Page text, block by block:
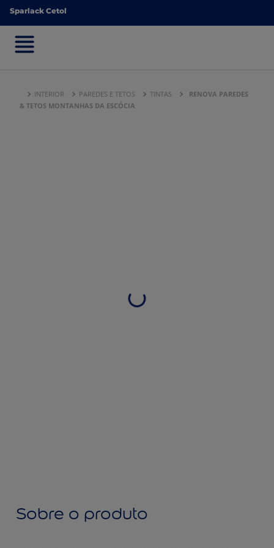
Sparlack Cetol
Sparlack Cetol
INTERIOR PAREDES E TETOS TINTAS
RENOVA PAREDES
& TETOS MONTANHAS DA ESCÓCIA
Sobre o produto